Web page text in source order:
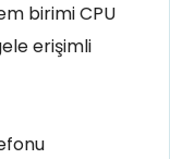
birimi CPU
erişimli